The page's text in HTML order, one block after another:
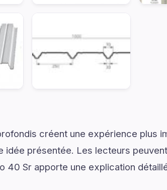
créent une expérience plus
idée présentée. Les lecteurs
40 Sr apporte une explication